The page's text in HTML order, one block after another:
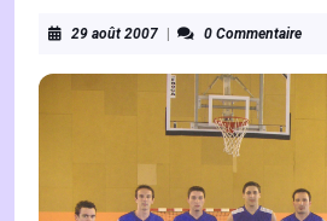
29 août 200729
2007
0 Commentaire